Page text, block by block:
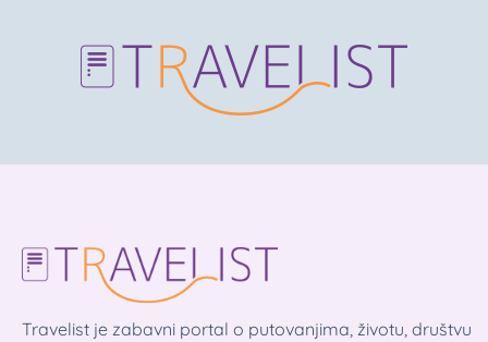
Travelist je zabavni portal o putovanjima, životu, društvu